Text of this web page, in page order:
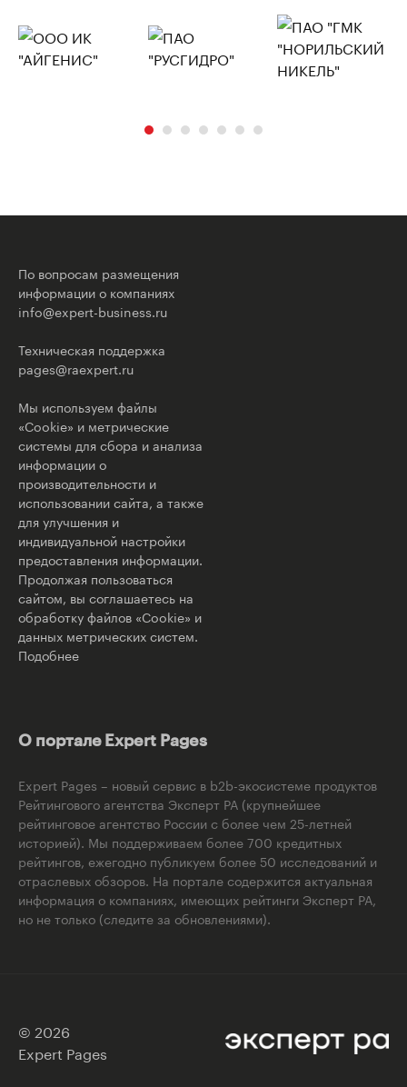
По вопросам размещения
информации о компаниях
info@expert-business.ru
Техническая поддержка
pages@raexpert.ru
Мы используем файлы
«Cookie» и метрические
системы для сбора и анализа
информации о
производительности и
использовании сайта, а также
для улучшения и
индивидуальной настройки
предоставления информации.
Продолжая пользоваться
сайтом, вы соглашаетесь на
обработку файлов «Cookie» и
данных метрических систем.
Подобнее
О портале Expert Pages
Expert Pages – новый сервис в b2b-экосистеме продуктов
Рейтингового агентства Эксперт РА (крупнейшее
рейтинговое агентство России с более чем 25-летней
историей). Мы поддерживаем более 700 кредитных
рейтингов, ежегодно публикуем более 50 исследований и
отраслевых обзоров. На портале содержится актуальная
информация о компаниях, имеющих рейтинги Эксперт РА,
но не только (следите за обновлениями).
© 2026
Expert Pages